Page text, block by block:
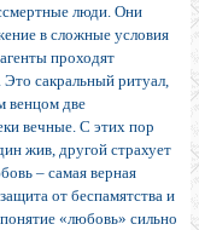
люди. Они
в сложные условия
проходят
сакральный ритуал,
венцом две
вечные. С этих пор
жив, другой страхует
– самая верная
от беспамятства и
«любовь» сильно